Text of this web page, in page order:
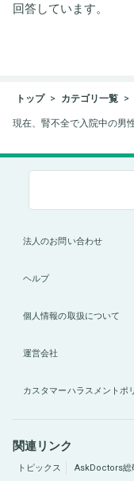
回答しています。
トップ カテゴリ一覧
現在、腎不全で入院中の男
法人のお問い合わせ
ヘルプ
個人情報の取扱について
運営会社
カスタマーハラスメントポ
関連リンク
トピックス
AskDoctors総